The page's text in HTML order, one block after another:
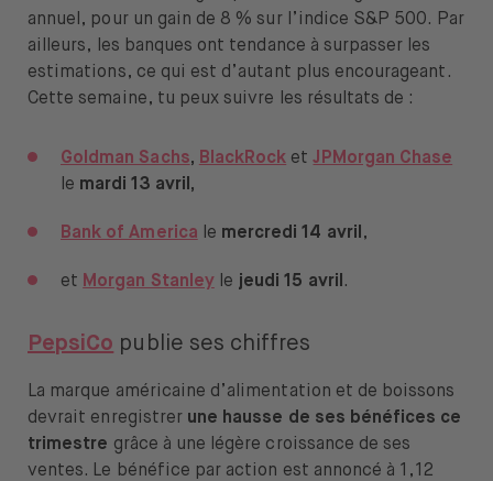
annuel, pour un gain de 8 % sur l’indice S&P 500. Par
ailleurs, les banques ont tendance à surpasser les
estimations, ce qui est d’autant plus encourageant.
Cette semaine, tu peux suivre les résultats de :
Goldman Sachs, BlackRock etJPMorgan Chase
le mardi 13 avril,
Bank of America le mercredi 14 avril ,
et Morgan Stanley le jeudi 15 avril .
PepsiCo publie ses chiffres
La marque américaine d’alimentation et de boissons
devrait enregistrer une hausse de ses bénéfices ce
trimestre grâce à une légère croissance de ses
ventes. Le bénéfice par action est annoncé à 1,12